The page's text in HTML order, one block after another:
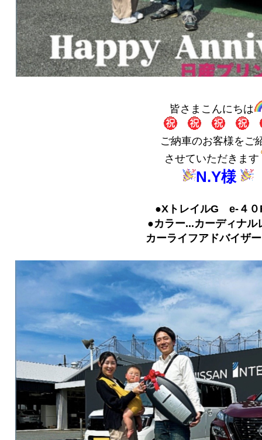
皆さまこんにちは
ご納車のお客様をご
させていただきます
N.Y様
●XトレイルG e-４０
●カラー...カーディナル
カーライフアドバイザ